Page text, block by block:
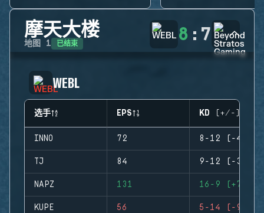
摩天大楼
地图 1 已结束 8 : 7
WEBL
选手 EPS KD (+/-)
INNO 72 8-12 (-4)
TJ 84 9-12 (-3)
NAPZ 131 16-9 (+7)
KUPE 56 5-14 (-9)